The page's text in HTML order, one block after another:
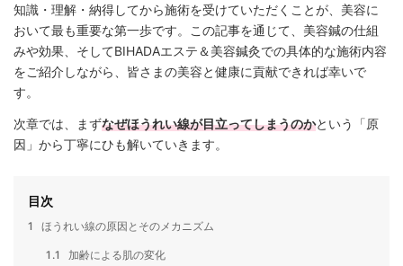
知識・理解・納得してから施術を受けていただくことが、美容に
おいて最も重要な第一歩です。この記事を通じて、美容鍼の仕組
みや効果、そしてBIHADAエステ＆美容鍼灸での具体的な施術内容
をご紹介しながら、皆さまの美容と健康に貢献できれば幸いで
す。
次章では、まずなぜほうれい線が目立ってしまうのかという「原
因」から丁寧にひも解いていきます。
目次
1 ほうれい線の原因とそのメカニズム
1.1
加齢による肌の変化